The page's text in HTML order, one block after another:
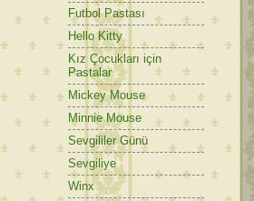
Futbol Pastası
Hello Kitty
Kız Çocukları için
Pastalar
Mickey Mouse
Minnie Mouse
Sevgililer Günü
Sevgiliye
Winx